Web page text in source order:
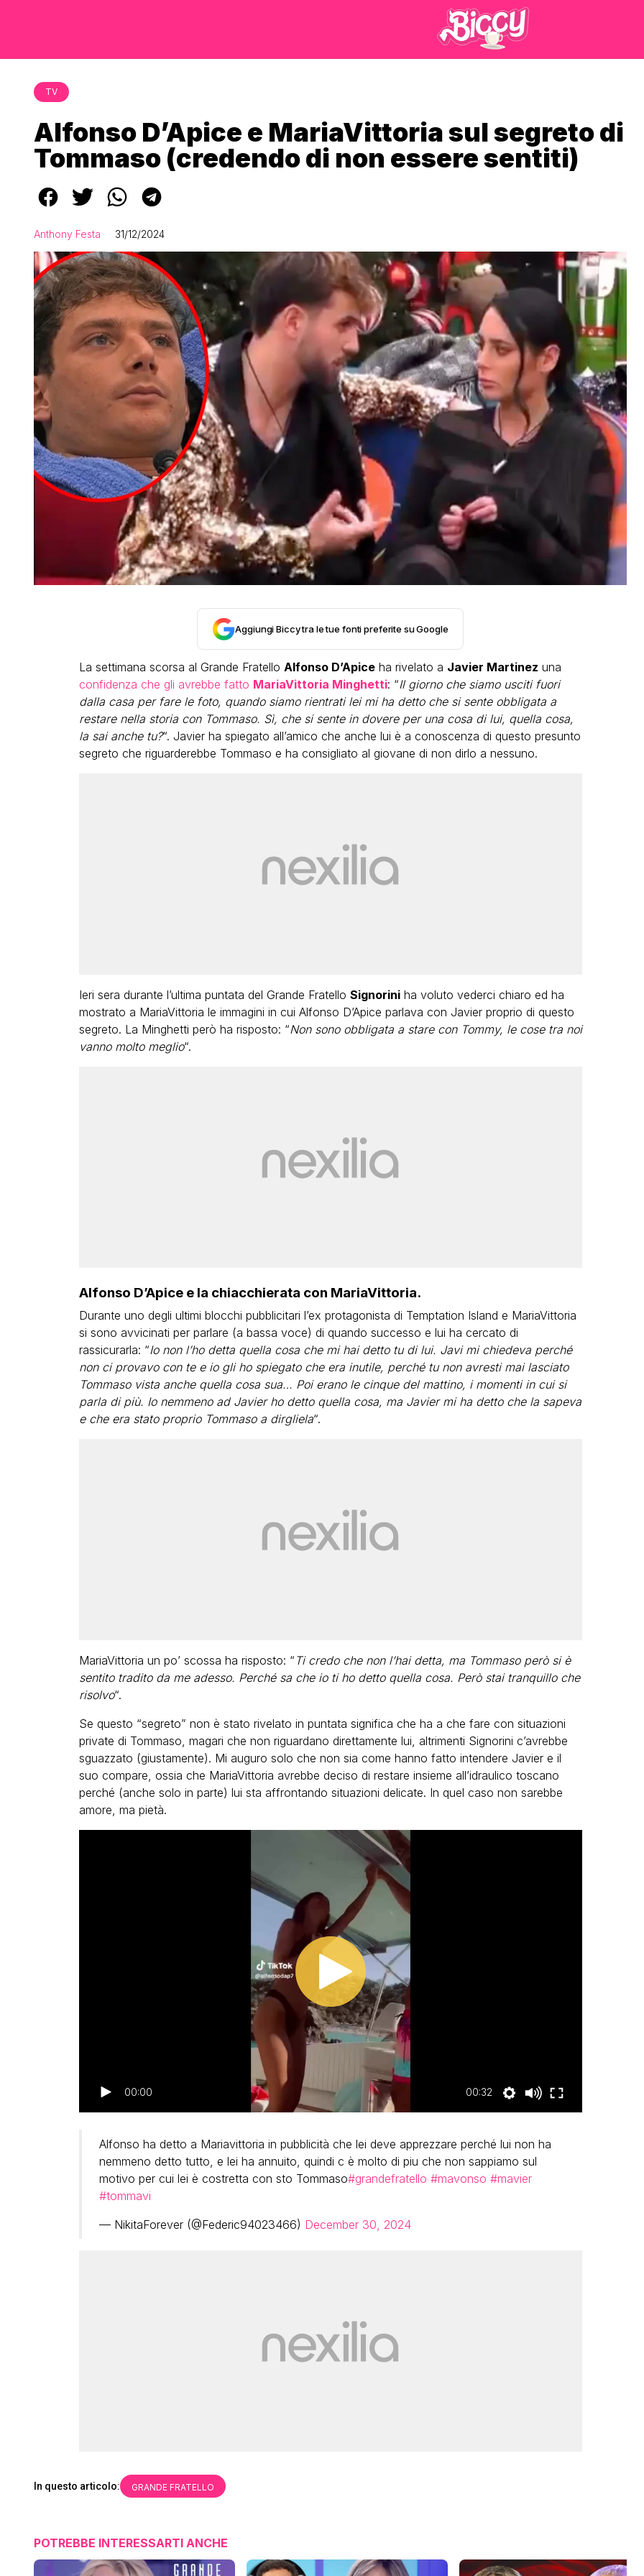
TV
Alfonso D’Apice e MariaVittoria sul segreto di
Tommaso (credendo di non essere sentiti)
Anthony Festa 31/12/2024
Aggiungi Biccy tra le tue fonti preferite su Google
La settimana scorsa al Grande Fratello Alfonso D’Apiceha rivelato a Javier Martinez una
confidenza che gli avrebbe fatto MariaVittoria Minghetti: “Il giorno che siamo usciti fuori
dalla casa per fare le foto, quando siamo rientrati lei mi ha detto che si sente obbligata a
restare nella storia con Tommaso. Sì, che si sente in dovere per una cosa di lui, quella cosa,
la sai anche tu?“. Javier ha spiegato all’amico che anche lui è a conoscenza di questo presunto
segreto che riguarderebbe Tommaso e ha consigliato al giovane di non dirlo a nessuno.
Ieri sera durante l’ultima puntata del Grande Fratello Signoriniha voluto vederci chiaro ed ha
mostrato a MariaVittoria le immagini in cui Alfonso D’Apice parlava con Javier proprio di questo
segreto. La Minghetti però ha risposto: “Non sono obbligata a stare con Tommy, le cose tra noi
vanno molto meglio“.
Alfonso D’Apice e la chiacchierata con MariaVittoria.
Durante uno degli ultimi blocchi pubblicitari l’ex protagonista di Temptation Island e MariaVittoria
si sono avvicinati per parlare (a bassa voce) di quando successo e lui ha cercato di
rassicurarla: “Io non l’ho detta quella cosa che mi hai detto tu di lui. Javi mi chiedeva perché
non ci provavo con te e io gli ho spiegato che era inutile, perché tu non avresti mai lasciato
Tommaso vista anche quella cosa sua… Poi erano le cinque del mattino, i momenti in cui si
parla di più. Io nemmeno ad Javier ho detto quella cosa, ma Javier mi ha detto che la sapeva
e che era stato proprio Tommaso a dirgliela“.
MariaVittoria un po’ scossa ha risposto: “ Ti credo che non l’hai detta, ma Tommaso però si è
sentito tradito da me adesso. Perché sa che io ti ho detto quella cosa. Però stai tranquillo che
risolvo“.
Se questo “segreto” non è stato rivelato in puntata significa che ha a che fare con situazioni
private di Tommaso, magari che non riguardano direttamente lui, altrimenti Signorini c’avrebbe
sguazzato (giustamente). Mi auguro solo che non sia come hanno fatto intendere Javier e il
suo compare, ossia che MariaVittoria avrebbe deciso di restare insieme all’idraulico toscano
perché (anche solo in parte) lui sta affrontando situazioni delicate. In quel caso non sarebbe
amore, ma pietà.
00:00 00:32
Alfonso ha detto a Mariavittoria in pubblicità che lei deve apprezzare perché lui non ha
nemmeno detto tutto, e lei ha annuito, quindi c è molto di piu che non sappiamo sul
motivo per cui lei è costretta con sto Tommaso#grandefratello #mavonso #mavier
#tommavi
— NikitaForever (@Federic94023466) December 30, 2024
In questo articolo: GRANDE FRATELLO
POTREBBE INTERESSARTI ANCHE